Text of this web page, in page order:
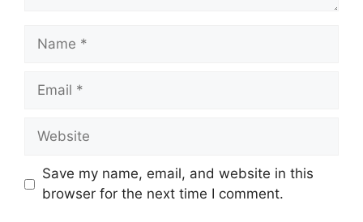
Name
Email
Website
Save my name, email, and website in this
browser for the next time I comment.